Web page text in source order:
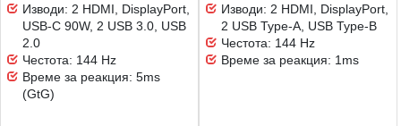
Изводи: 2 HDMI, DisplayPort,
USB-C 90W, 2 USB 3.0, USB
2.0
Честота: 144 Hz
Време за реакция: 5ms
(GtG)
Изводи: 2 HDMI, DisplayPort,
2 USB Type-A, USB Type-B
Честота: 144 Hz
Време за реакция: 1ms